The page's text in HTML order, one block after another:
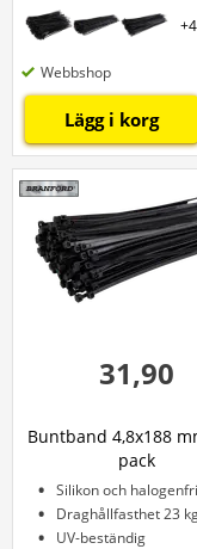
+4
Webbshop
Lägg i korg
31,90
Buntband 4,8x188
pack
UV-beständig